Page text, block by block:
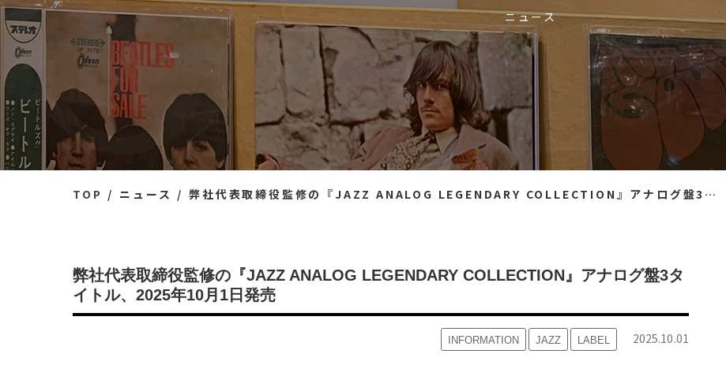
ニュース
TOP ニュース 弊社代表取締役監修の『JAZZ ANALOG LEGENDARY COLLECTION』アナログ盤3タイトル、2025年10月1日発売
弊社代表取締役監修の『JAZZ ANALOG LEGENDARY COLLECTION』アナログ盤3タ
イトル、2025年10月1日発売
INFORMATION JAZZ LABEL 2025.10.01